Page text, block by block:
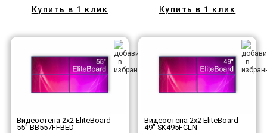
Купить в 1 клик Купить в 1 клик
Видеостена 2x2 EliteBoard
55" BB557FFBED
Видеостена 2x2 EliteBoard
49" SK495FCLN